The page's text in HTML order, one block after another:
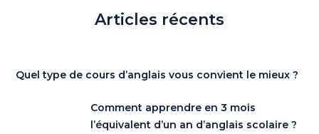
Articles récents
Quel type de cours d’anglais vous convient le mieux ?
Comment apprendre en 3 mois
l’équivalent d’un an d’anglais scolaire ?